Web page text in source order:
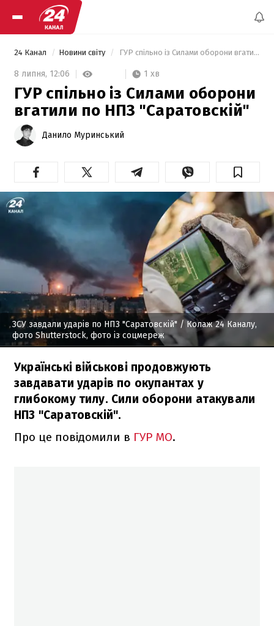
24 Канал Новини світу ГУР спільно із Силами оборони вгатили по НПЗ "Саратовскій"
8 липня, 12:06 1 хв
ГУР спільно із Силами оборони
вгатили по НПЗ "Саратовскій"
Данило Муринський
ЗСУ завдали ударів по НПЗ "Саратовскій" / Колаж 24 Каналу,
фото Shutterstock, фото із соцмереж
Українські військові продовжують
завдавати ударів по окупантах у
глибокому тилу. Сили оборони атакували
НПЗ "Саратовскій".
Про це повідомили в ГУР МО.